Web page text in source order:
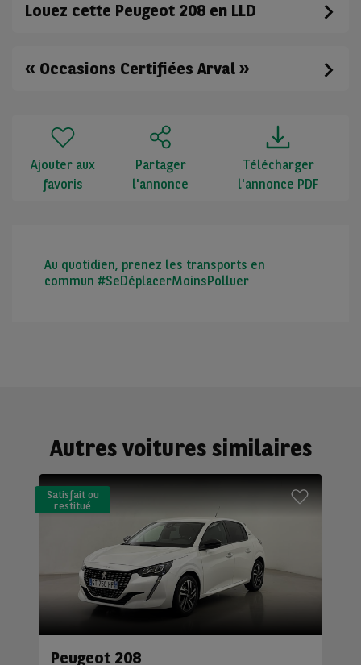
Louez cette Peugeot 208 en LLD
« Occasions Certifiées Arval »
Ajouter aux
favoris
Partager
l'annonce
Télécharger
l'annonce PDF
Au quotidien, prenez les transports en
commun #SeDéplacerMoinsPolluer
Autres voitures similaires
Satisfait ou
restitué
(LLD)*
Peugeot 208